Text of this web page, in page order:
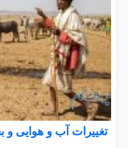
تغییرات آب و هوایی و